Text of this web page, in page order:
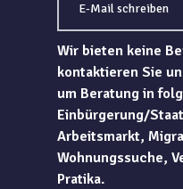
E-Mail schreiben
Wir bieten keine
kontaktieren Sie
um Beratung in
Einbürgerung/
Arbeitsmarkt,
Wohnungssuche,
Pratika.